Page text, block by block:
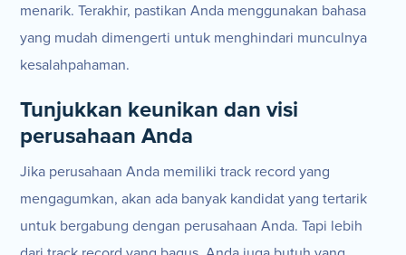
menarik. Terakhir, pastikan Anda menggunakan bahasa
yang mudah dimengerti untuk menghindari munculnya
kesalahpahaman.
Tunjukkan keunikan dan visi
perusahaan Anda
Jika perusahaan Anda memiliki track record yang
mengagumkan, akan ada banyak kandidat yang tertarik
untuk bergabung dengan perusahaan Anda. Tapi lebih